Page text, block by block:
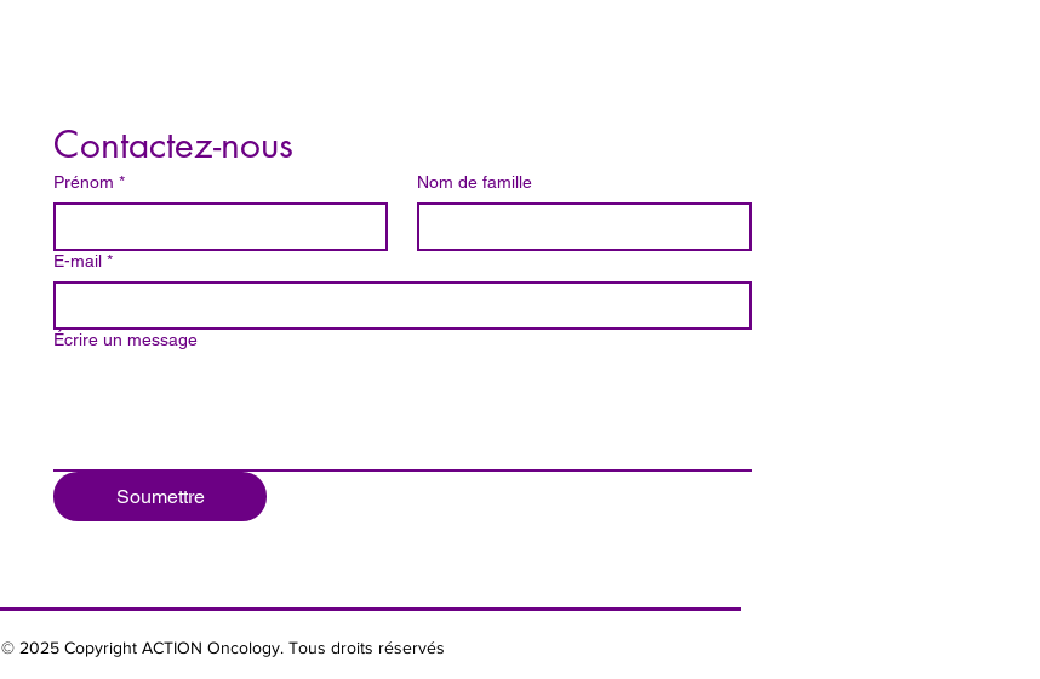
Contactez-nous
Prénom * Nom de famille
E-mail *
Écrire un message
Soumettre
© 2025 Copyright ACTION Oncology. Tous droits réservés